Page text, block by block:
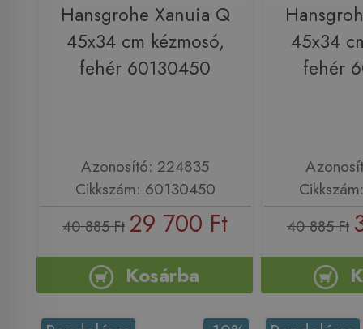
Hansgrohe Xanuia Q
45x34 cm kézmosó,
fehér 60130450
Azonosító: 224835
Cikkszám: 60130450
40 885 Ft 29 700 Ft
Kosárba
45x34
fehér
40 885 Ft